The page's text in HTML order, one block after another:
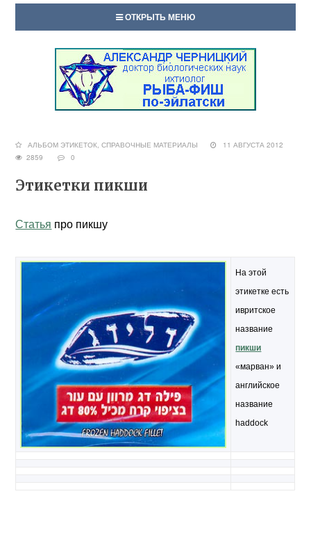
ОТКРЫТЬ МЕНЮ
АЛЬБОМ ЭТИКЕТОК,СПРАВОЧНЫЕ МАТЕРИАЛЫ
11 АВГУСТА 2012
2859
0
Этикетки пикши
Статья про пикшу
На этой
этикетке есть
ивритское
название
пикши
«марван» и
английское
название
haddock